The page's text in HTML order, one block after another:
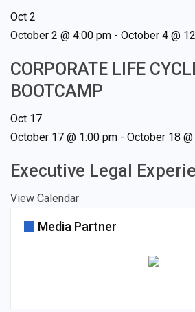
Oct 2
October 2 @ 4:00 pm - October 4 @
CORPORATE LIFE
BOOTCAMP
Oct 17
October 17 @ 1:00 pm - October 18
Executive Legal
View Calendar
Media Partner